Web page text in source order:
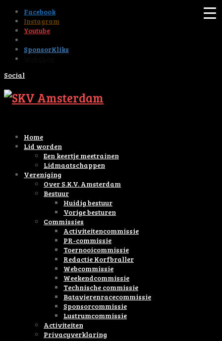
Facebook
Instagram
Youtube
SponsorKliks
Social
Home
Lid worden
Een keertje meetrainen
Lidmaatschappen
Vereniging
Over S.K.V. Amsterdam
Bestuur
Huidig bestuur
Vorige besturen
Commissies
Activiteitencommissie
PR-commissie
Toernooicommissie
Redactie Korfbraller
Webcommissie
Weekendcommissie
Technische commissie
Batavierenracecommissie
Sponsorcommissie
Lustrumcommissie
Activiteiten
Privacyverklaring